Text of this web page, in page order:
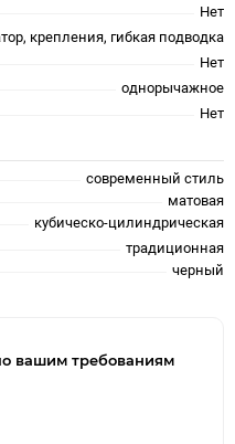
Нет
крепления, гибкая подводка
Нет
однорычажное
Нет
современный стиль
матовая
кубическо-цилиндрическая
традиционная
черный
вашим требованиям